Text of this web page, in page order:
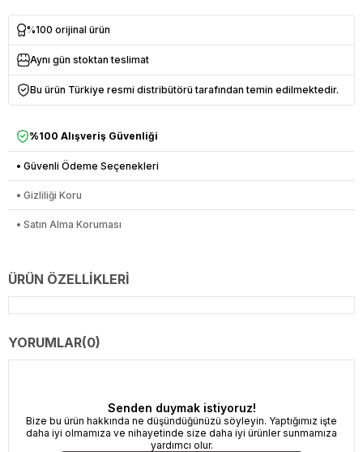
%100 orijinal ürün
Aynı gün stoktan teslimat
Bu ürün Türkiye resmi distribütörü tarafından temin edilmektedir.
%100 Alışveriş Güvenliği
• Güvenli Ödeme Seçenekleri
• Gizliliği Koru
• Satın Alma Koruması
ÜRÜN ÖZELLIKLERI
YORUMLAR(0)
Senden duymak istiyoruz!
Bize bu ürün hakkında ne düşündüğünüzü söyleyin. Yaptığımız işte
daha iyi olmamıza ve nihayetinde size daha iyi ürünler sunmamıza
yardımcı olur.